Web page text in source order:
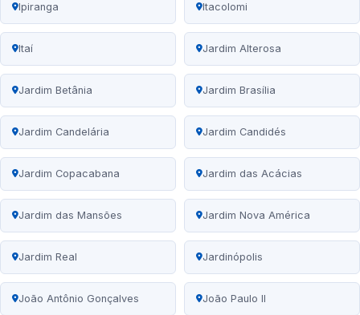
Ipiranga Itacolomi
Itaí Jardim Alterosa
Jardim Betânia Jardim Brasília
Jardim Candelária Jardim Candidés
Jardim Copacabana Jardim das Acácias
Jardim das Mansões Jardim Nova América
Jardim Real Jardinópolis
João Antônio Gonçalves João Paulo II